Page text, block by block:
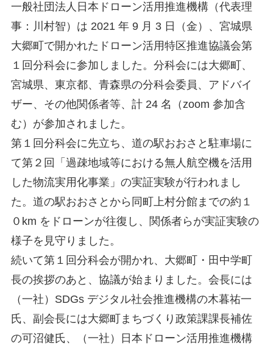
一般社団法人日本ドローン活用推進機構（代表理
事：川村智）は 2021 年 9 月 3 日（金）、宮城県
大郷町で開かれたドローン活用特区推進協議会第
１回分科会に参加しました。分科会には大郷町、
宮城県、東京都、青森県の分科会委員、アドバイ
ザー、その他関係者等、計 24 名（zoom 参加含
む）が参加されました。
第１回分科会に先立ち、道の駅おおさと駐車場に
て第２回「過疎地域等における無人航空機を活用
した物流実用化事業」の実証実験が行われまし
た。道の駅おおさとから同町上村分館までの約１
０km をドローンが往復し、関係者らが実証実験の
様子を見守りました。
続いて第１回分科会が開かれ、大郷町・田中学町
長の挨拶のあと、協議が始まりました。会長には
（一社）SDGs デジタル社会推進機構の木暮祐一
氏、副会長には大郷町まちづくり政策課課長補佐
の可沼健氏、（一社）日本ドローン活用推進機構